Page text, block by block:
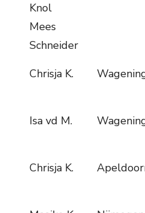
Knol
Mees
Schneider
Chrisja K.
Isa vd M.
Chrisja K.